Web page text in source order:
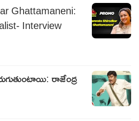
Ghattamaneni:
Interview
రాజేంద్ర